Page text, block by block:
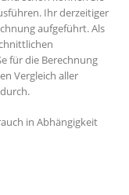
Ihr derzeitiger
aufgeführt. Als
für die Berechnung
Vergleich aller
in Abhängigkeit